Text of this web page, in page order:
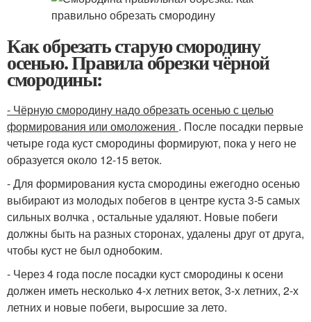
Как обрезать старую смородину
осенью. Правила обрезки чёрной
смородины:
- Чёрную смородину надо обрезать осенью с целью
формирования или омоложения . После посадки первые
четыре года куст смородины формируют, пока у него не
образуется около 12-15 веток.
- Для формирования куста смородины ежегодно осенью
выбирают из молодых побегов в центре куста 3-5 самых
сильных волчка , остальные удаляют. Новые побеги
должны быть на разных сторонах, удалены друг от друга,
чтобы куст не был однобоким.
- Через 4 года после посадки куст смородины к осени
должен иметь несколько 4-х летних веток, 3-х летних, 2-х
летних и новые побеги, выросшие за лето.